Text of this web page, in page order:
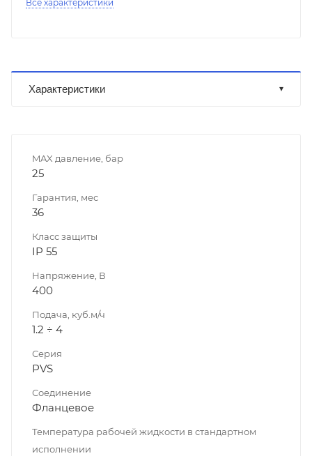
Все характеристики
Характеристики
MAX давление, бар
25
Гарантия, мес
36
Класс защиты
IP 55
Напряжение, В
400
Подача, куб.м/ч
1.2 ÷ 4
Серия
PVS
Соединение
Фланцевое
Температура рабочей жидкости в стандартном
исполнении